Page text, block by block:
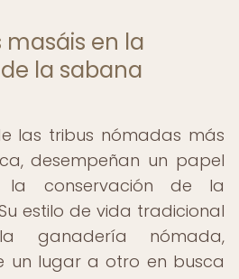
masáis en la
la sabana
las tribus nómadas más
desempeñan un papel
la conservación de la
estilo de vida tradicional
nómada,
un lugar a otro en busca